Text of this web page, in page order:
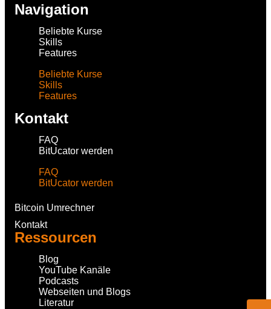
Navigation
Beliebte Kurse
Skills
Features
Beliebte Kurse
Skills
Features
Kontakt
FAQ
BitUcator werden
FAQ
BitUcator werden
Bitcoin Umrechner
Kontakt
Ressourcen
Blog
YouTube Kanäle
Podcasts
Webseiten und Blogs
Literatur